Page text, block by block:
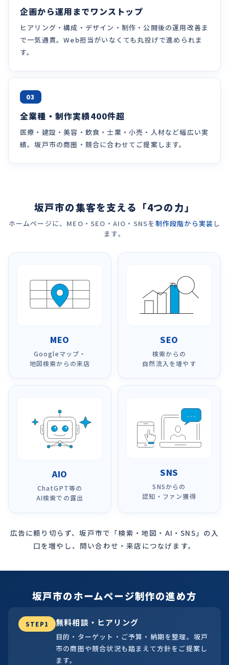
企画から運用までワンストップ
ヒアリング・構成・デザイン・制作・公開後の運用改善ま
で一気通貫。Web担当がいなくても丸投げで進められま
す。
03
全業種・制作実績400件超
医療・建設・美容・飲食・士業・小売・人材など幅広い実
績。坂戸市の商圏・競合に合わせてご提案します。
坂戸市の集客を支える「4つの力」
ホームページに、MEO・SEO・AIO・SNSを制作段階から実装 し
ます。
MEO
Googleマップ・
地図検索からの来店
SEO
検索からの
自然流入を増やす
AIO
ChatGPT等の
AI検索での露出
SNS
SNSからの
認知・ファン獲得
広告に頼り切らず、坂戸市で「検索・地図・AI・SNS」の入
口を増やし、問い合わせ・来店につなげます。
坂戸市のホームページ制作の進め方
STEP1 無料相談・ヒアリング
目的・ターゲット・ご予算・納期を整理。坂戸
市の商圏や競合状況も踏まえて方針をご提案し
ます。